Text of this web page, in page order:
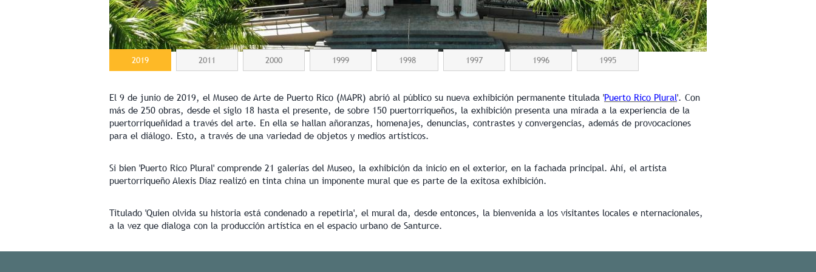
2019
El 9 de junio de 2019, el Museo de Arte de Puerto Rico (MAPR) abrió al público su nueva exhibición permanente titulada 'Puerto Rico Plural'. Con
más de 250 obras, desde el siglo 18 hasta el presente, de sobre 150 puertorriqueños, la exhibición presenta una mirada a la experiencia de la
puertorriqueñidad a través del arte. En ella se hallan añoranzas, homenajes, denuncias, contrastes y convergencias, además de provocaciones
para el diálogo. Esto, a través de una variedad de objetos y medios artísticos.
Si bien 'Puerto Rico Plural' comprende 21 galerías del Museo, la exhibición da inicio en el exterior, en la fachada principal. Ahí, el artista
puertorriqueño Alexis Díaz realizó en tinta china un imponente mural que es parte de la exitosa exhibición.
Titulado 'Quien olvida su historia está condenado a repetirla', el mural da, desde entonces, la bienvenida a los visitantes locales e nternacionales,
a la vez que dialoga con la producción artística en el espacio urbano de Santurce.
2011 2000 1999 1998 1997 1996 1995